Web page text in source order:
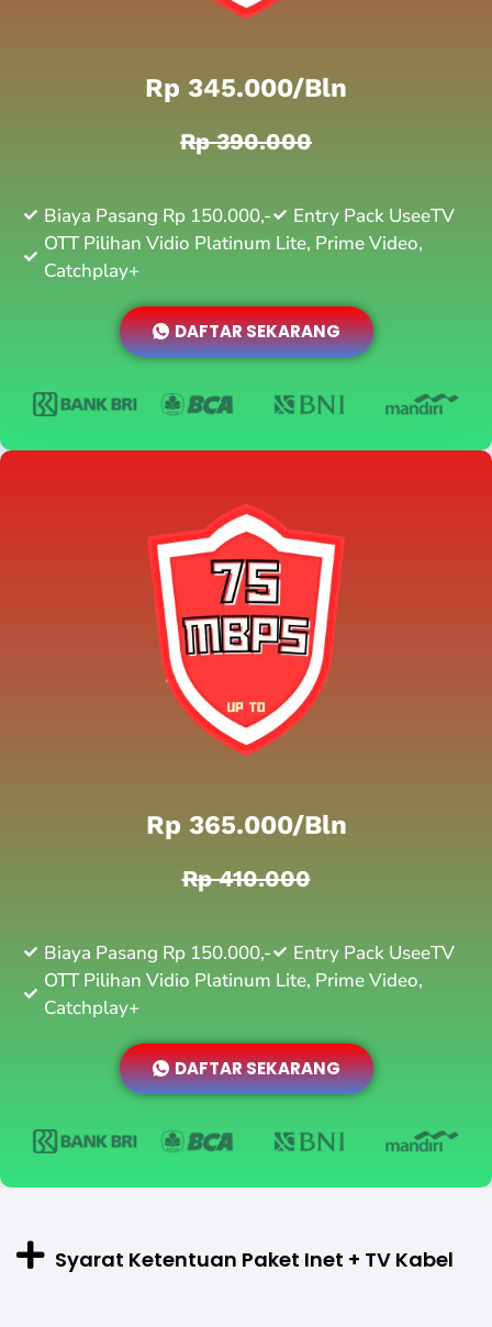
Rp 345.000/bln
Rp 390.000
Biaya Pasang Rp 150.000,-
Entry Pack UseeTV
OTT Pilihan Vidio Platinum Lite, Prime Video,
Catchplay+
DAFTAR SEKARANG
Rp 365.000/bln
Rp 410.000
Biaya Pasang Rp 150.000,-
Entry Pack UseeTV
OTT Pilihan Vidio Platinum Lite, Prime Video,
Catchplay+
DAFTAR SEKARANG
Syarat Ketentuan Paket Inet + TV Kabel